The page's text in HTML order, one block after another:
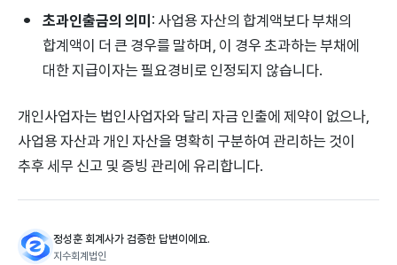
초과인출금의 의미: 사업용 자산의 합계액보다 부채의
합계액이 더 큰 경우를 말하며, 이 경우 초과하는 부채에
대한 지급이자는 필요경비로 인정되지 않습니다.
개인사업자는 법인사업자와 달리 자금 인출에 제약이 없으나,
사업용 자산과 개인 자산을 명확히 구분하여 관리하는 것이
추후 세무 신고 및 증빙 관리에 유리합니다.
정성훈 회계사가 검증한 답변이에요.
지수회계법인